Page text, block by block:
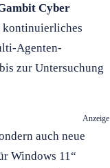
Cyber
kontinuierliches
Agenten-
zur Untersuchung
Anzeige
auch neue
Windows 11“